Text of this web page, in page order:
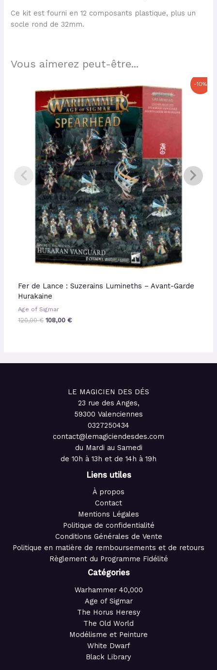
Ce kit est fourni en 12 composants plastique, plus un
socle rond de 32mm.
Vous aimerez peut-être...
-10%
Fer de Lance : Suzerains Lumineths – Avant-Garde
Hurakaine
Age of Sigmar
120,00€
prix
initial
était :
120,00 €.
108,00€
prix
actuel
est :
108,00 €.
LE MAGICIEN DES DÉS
23 rue des Anges,
59300 Valenciennes
0327250434
contact@lemagiciendesdes.com
du Mardi au Samedi
de 10h à 13h et de 14h à 19h
Liens utiles
À propos
Contact
Mentions Légales
Politique de confidentialité
Conditions Générales de Vente
Politique en matière de remboursements et de retours
Règlement du Programme Fidélité
Catégories
Warhammer 40,000
Age of Sigmar
The Horus Heresy
The Old World
Modélisme et Peinture
White Dwarf
Black Library